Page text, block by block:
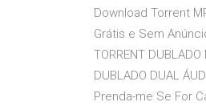
Download Torrent
Grátis e Sem
TORRENT
DUBLADO DUAL
Prenda-me Se For